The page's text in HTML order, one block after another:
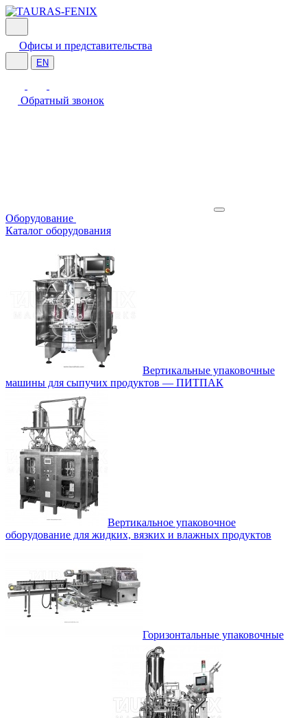
Офисы и представительства
EN
Обратный звонок
Оборудование
Каталог оборудования
Вертикальные упаковочные
машины для сыпучих продуктов — ПИТПАК
Вертикальное упаковочное
оборудование для жидких, вязких и влажных продуктов
Горизонтальные упаковочные